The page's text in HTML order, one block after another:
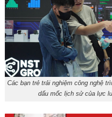
Các bạn trẻ trải nghiệm công nghệ
dấu mốc lịch sử của lực